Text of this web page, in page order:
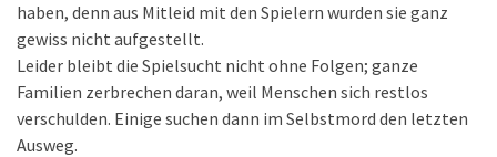
haben, denn aus Mitleid mit den Spielern wurden sie ganz
gewiss nicht aufgestellt.
Leider bleibt die Spielsucht nicht ohne Folgen; ganze
Familien zerbrechen daran, weil Menschen sich restlos
verschulden. Einige suchen dann im Selbstmord den letzten
Ausweg.